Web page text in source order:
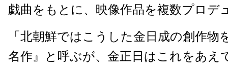
戯曲をもとに、映像作品を複数プロデ
「北朝鮮ではこうした金日成の創作物
名作』と呼ぶが、金正日はこれをあえ